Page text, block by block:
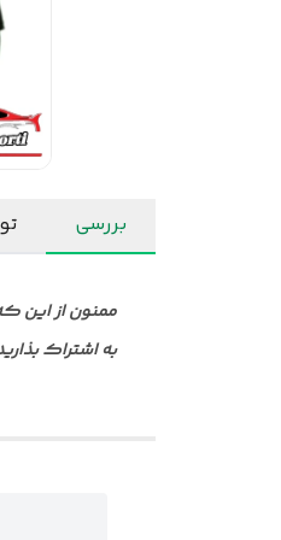
بررسی
ممنون از این
به اشتراک